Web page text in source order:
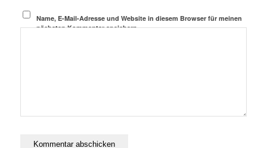
Name, E-Mail-Adresse und Website in diesem Browser für meinen
nächsten Kommentar speichern.